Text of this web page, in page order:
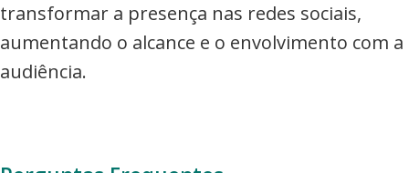
transformar a presença nas redes sociais,
aumentando o alcance e o envolvimento com a
audiência.